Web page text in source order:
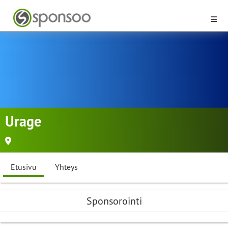
Urage
Etusivu Yhteys
Sponsorointi